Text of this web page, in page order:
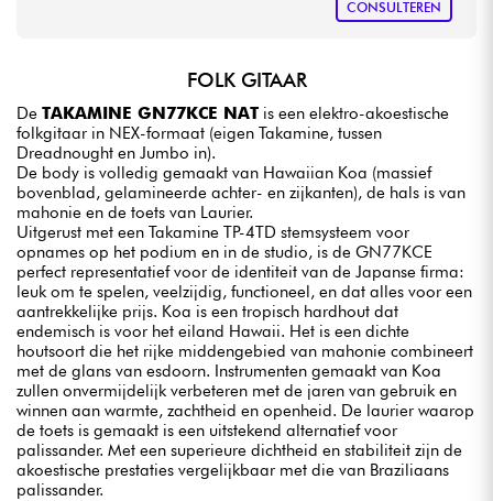
CONSULTEREN
FOLK GITAAR
De TAKAMINE GN77KCE NAT is een elektro-akoestische
folkgitaar in NEX-formaat (eigen Takamine, tussen
Dreadnought en Jumbo in).
De body is volledig gemaakt van Hawaiian Koa (massief
bovenblad, gelamineerde achter- en zijkanten), de hals is van
mahonie en de toets van Laurier.
Uitgerust met een Takamine TP-4TD stemsysteem voor
opnames op het podium en in de studio, is de GN77KCE
perfect representatief voor de identiteit van de Japanse firma:
leuk om te spelen, veelzijdig, functioneel, en dat alles voor een
aantrekkelijke prijs. Koa is een tropisch hardhout dat
endemisch is voor het eiland Hawaii. Het is een dichte
houtsoort die het rijke middengebied van mahonie combineert
met de glans van esdoorn. Instrumenten gemaakt van Koa
zullen onvermijdelijk verbeteren met de jaren van gebruik en
winnen aan warmte, zachtheid en openheid. De laurier waarop
de toets is gemaakt is een uitstekend alternatief voor
palissander. Met een superieure dichtheid en stabiliteit zijn de
akoestische prestaties vergelijkbaar met die van Braziliaans
palissander.